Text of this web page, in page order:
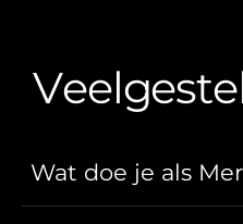
Wat doe je als